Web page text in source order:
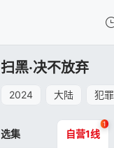
我的观影记录
扫黑·决不放弃
2024 大陆 犯罪
选集 自营1线
1